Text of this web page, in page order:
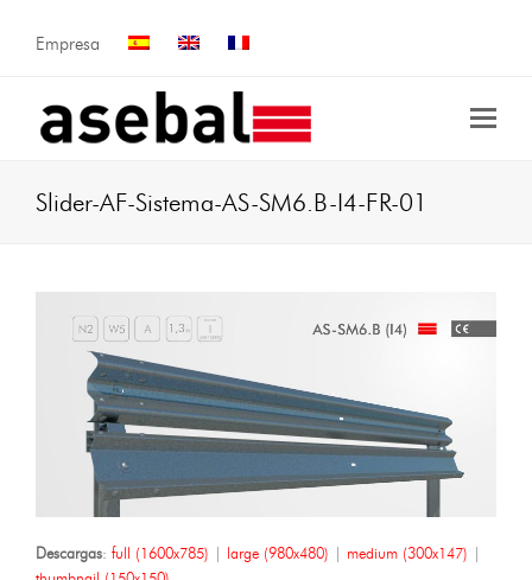
Empresa
Slider-AF-Sistema-AS-SM6.B-I4-FR-01
Descargas: full (1600x785) | large (980x480) | medium (300x147) |